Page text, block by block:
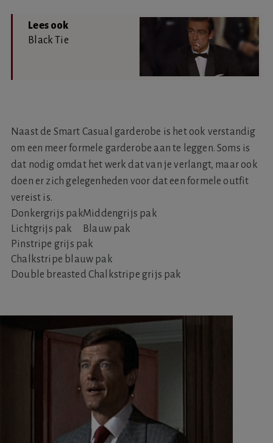
Black Tie
Naast de Smart Casual garderobe is het ook verstandig
om een meer formele garderobe aan te leggen. Soms is
dat nodig omdat het werk dat van je verlangt, maar ook
doen er zich gelegenheden voor dat een formele outfit
vereist is.
Donkergrijs pakMiddengrijs pak
Lichtgrijs pak
Blauw pak
Pinstripe grijs pak
Chalkstripe blauw pak
Double breasted Chalkstripe grijs pak